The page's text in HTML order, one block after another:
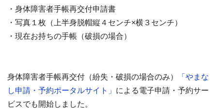
・身体障害者手帳再交付申請書
・写真１枚（上半身脱帽縦４センチ×横３センチ）
・現在お持ちの手帳（破損の場合）
身体障害者手帳再交付（紛失・破損の場合のみ）
「やまな
し申請・予約ポータルサイト」 による電子申請・予約サー
ビスでも開始しました。